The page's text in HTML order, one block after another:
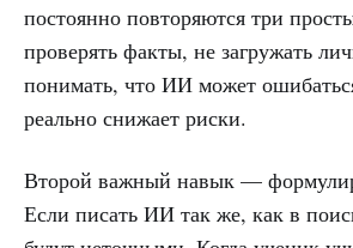
постоянно повторяются три
проверять факты, не загружать
понимать, что ИИ может
реально снижает риски.
Второй важный навык —
Если писать ИИ так же, как в